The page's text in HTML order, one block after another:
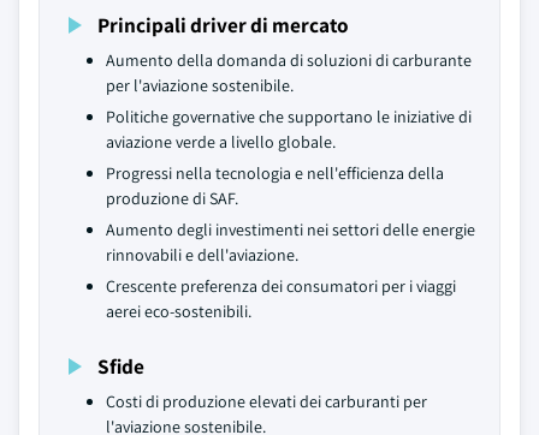
Principali driver di mercato
Aumento della domanda di soluzioni di carburante
per l'aviazione sostenibile.
Politiche governative che supportano le iniziative di
aviazione verde a livello globale.
Progressi nella tecnologia e nell'efficienza della
produzione di SAF.
Aumento degli investimenti nei settori delle energie
rinnovabili e dell'aviazione.
Crescente preferenza dei consumatori per i viaggi
aerei eco-sostenibili.
Sfide
Costi di produzione elevati dei carburanti per
l'aviazione sostenibile.